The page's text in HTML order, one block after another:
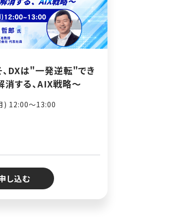
DXは"一発逆転"でき
する、AIX戦略～
) 12:00〜13:00
し込む